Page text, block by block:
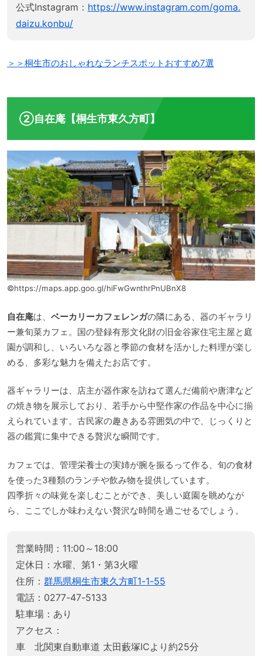
公式Instagram： https://www.instagram.com/goma.
daizu.konbu/
＞＞桐生市のおしゃれなランチスポットおすすめ7選
②自在庵【桐生市東久方町】
©https://maps.app.goo.gl/hiFwGwnthrPnUBnX8
自在庵は、 ベーカリーカフェレンガの隣にある、器のギャラリ
ー兼旬菜カフェ。国の登録有形文化財の旧金谷家住宅主屋と庭
園が調和し、いろいろな器と季節の食材を活かした料理が楽し
める、多彩な魅力を備えたお店です。
器ギャラリーは、店主が器作家を訪ねて選んだ備前や唐津など
の焼き物を展示しており、若手から中堅作家の作品を中心に揃
えられています。古民家の趣きある雰囲気の中で、じっくりと
器の鑑賞に集中できる贅沢な瞬間です。
カフェでは、管理栄養士の実姉が腕を振るって作る、旬の食材
を使った3種類のランチや飲み物を提供しています。
四季折々の味覚を楽しむことができ、美しい庭園を眺めなが
ら、ここでしか味わえない贅沢な時間を過ごせるでしょう。
営業時間：11:00～18:00
定休日：水曜、第1・第3火曜
住所： 群馬県桐生市東久方町1-1-55
電話：0277-47-5133
駐車場：あり
アクセス：
車 北関東自動車道 太田藪塚ICより約25分